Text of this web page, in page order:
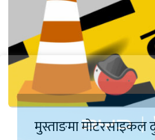
मुस्ताङमा मोटरसाइकल